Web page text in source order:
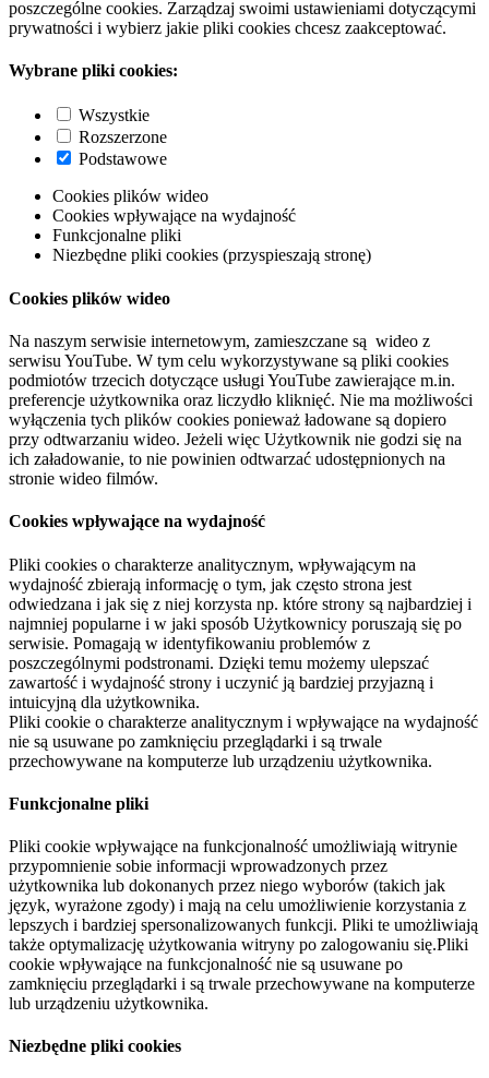
poszczególne cookies. Zarządzaj swoimi ustawieniami dotyczącymi
prywatności i wybierz jakie pliki cookies chcesz zaakceptować.
Wybrane pliki cookies:
Wszystkie
Rozszerzone
Podstawowe
Cookies plików wideo
Cookies wpływające na wydajność
Funkcjonalne pliki
Niezbędne pliki cookies (przyspieszają stronę)
Cookies plików wideo
Na naszym serwisie internetowym, zamieszczane są wideo z
serwisu YouTube. W tym celu wykorzystywane są pliki cookies
podmiotów trzecich dotyczące usługi YouTube zawierające m.in.
preferencje użytkownika oraz liczydło kliknięć. Nie ma możliwości
wyłączenia tych plików cookies ponieważ ładowane są dopiero
przy odtwarzaniu wideo. Jeżeli więc Użytkownik nie godzi się na
ich załadowanie, to nie powinien odtwarzać udostępnionych na
stronie wideo filmów.
Cookies wpływające na wydajność
Pliki cookies o charakterze analitycznym, wpływającym na
wydajność zbierają informację o tym, jak często strona jest
odwiedzana i jak się z niej korzysta np. które strony są najbardziej i
najmniej popularne i w jaki sposób Użytkownicy poruszają się po
serwisie. Pomagają w identyfikowaniu problemów z
poszczególnymi podstronami. Dzięki temu możemy ulepszać
zawartość i wydajność strony i uczynić ją bardziej przyjazną i
intuicyjną dla użytkownika.
Pliki cookie o charakterze analitycznym i wpływające na wydajność
nie są usuwane po zamknięciu przeglądarki i są trwale
przechowywane na komputerze lub urządzeniu użytkownika.
Funkcjonalne pliki
Pliki cookie wpływające na funkcjonalność umożliwiają witrynie
przypomnienie sobie informacji wprowadzonych przez
użytkownika lub dokonanych przez niego wyborów (takich jak
język, wyrażone zgody) i mają na celu umożliwienie korzystania z
lepszych i bardziej spersonalizowanych funkcji. Pliki te umożliwiają
także optymalizację użytkowania witryny po zalogowaniu się.Pliki
cookie wpływające na funkcjonalność nie są usuwane po
zamknięciu przeglądarki i są trwale przechowywane na komputerze
lub urządzeniu użytkownika.
Niezbędne pliki cookies